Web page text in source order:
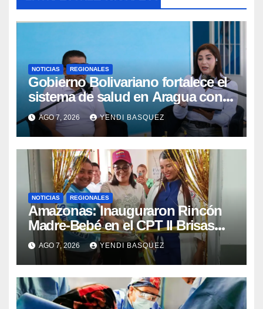
NOTICIAS REGIONALES
Gobierno Bolivariano fortalece el
sistema de salud en Aragua con
la reinauguración del CDI La Mora
AGO 7, 2026 YENDI BASQUEZ
NOTICIAS REGIONALES
​Amazonas: Inauguraron Rincón
Madre-Bebé en el CPT II Brisas
del Aeropuerto ​Inauguraron
Rincón
AGO 7, 2026 YENDI BASQUEZ